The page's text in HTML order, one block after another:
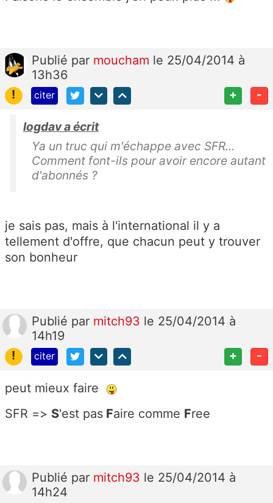
Publié par moucham le 25/04/2014 à
13h36
!
citer + -
logdav a écrit
Ya un truc qui m'échappe avec SFR...
Comment font-ils pour avoir encore autant
d'abonnés ?
je sais pas, mais à l'international il y a
tellement d'offre, que chacun peut y trouver
son bonheur
Publié par mitch93 le 25/04/2014 à
14h19
!
citer + -
peut mieux faire
SFR => S'est pas Faire comme Free
Publié par mitch93 le 25/04/2014 à
14h24